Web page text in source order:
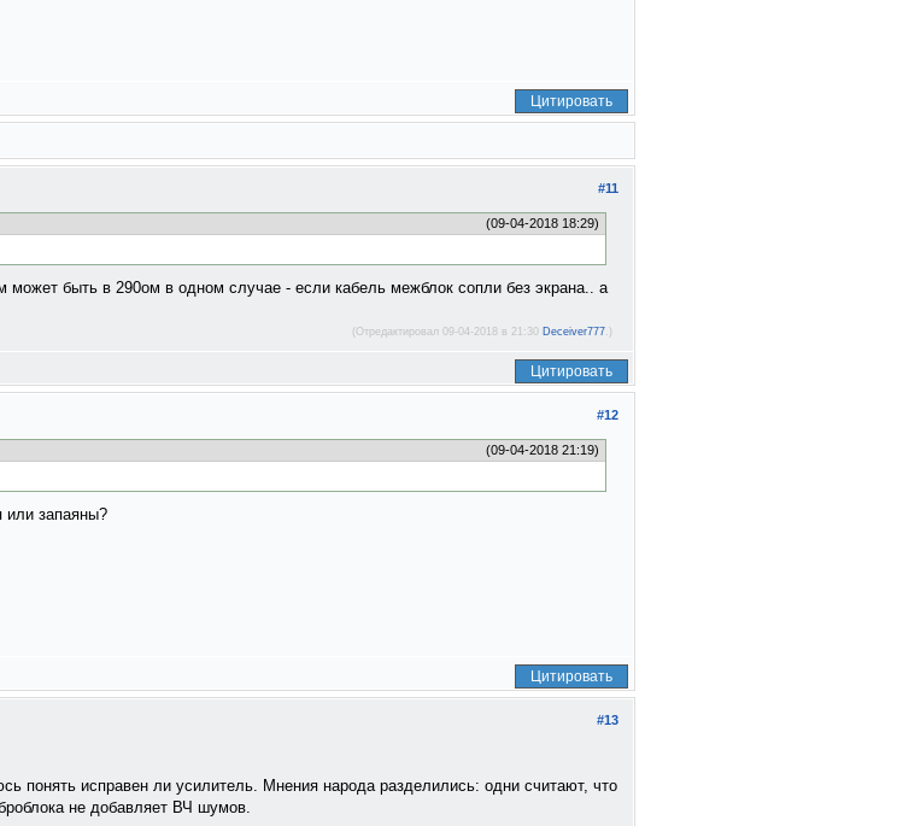
Цитировать
#11
(09-04-2018 18:29)
быть в 290ом в одном случае - если кабель межблок сопли без экрана.. а
(Отредактировал 09-04-2018 в 21:30 Deceiver777.)
Цитировать
#12
(09-04-2018 21:19)
или запаяны?
Цитировать
#13
понять исправен ли усилитель. Мнения народа разделились: одни считают, что
не добавляет ВЧ шумов.